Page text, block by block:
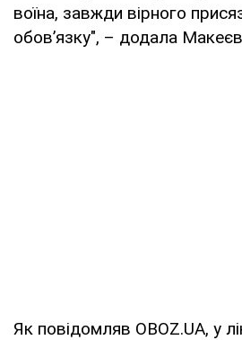
воїна, завжди вірного
обов’язку", – додала
Як повідомляв OBOZ.UA, у